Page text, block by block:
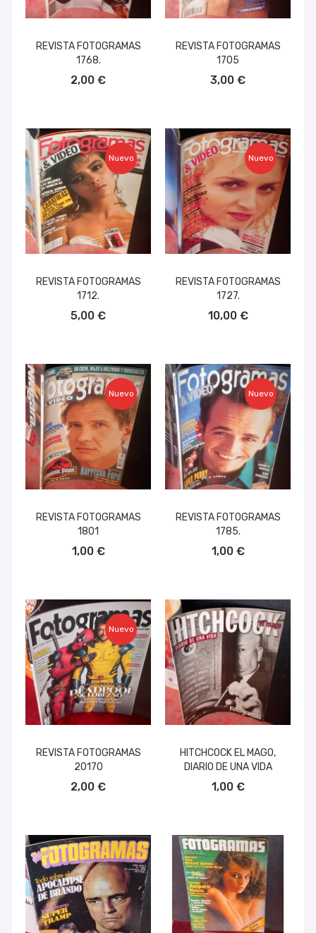
REVISTA FOTOGRAMAS
1768.
2,00 €
REVISTA FOTOGRAMAS
1705
3,00 €
Nuevo
REVISTA FOTOGRAMAS
1712.
5,00 €
Nuevo
REVISTA FOTOGRAMAS
1727.
10,00 €
Nuevo
REVISTA FOTOGRAMAS
1801
1,00 €
Nuevo
REVISTA FOTOGRAMAS
1785.
1,00 €
Nuevo
REVISTA FOTOGRAMAS
20170
2,00 €
HITCHCOCK EL MAGO,
DIARIO DE UNA VIDA
1,00 €